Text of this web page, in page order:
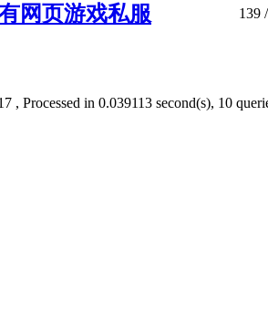
网页游戏私服 139
, Processed in 0.039113 second(s), 10